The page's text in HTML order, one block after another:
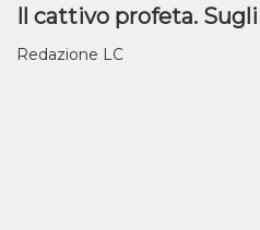
Il cattivo profeta.
Redazione LC